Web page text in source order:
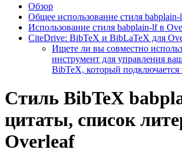
Обзор
Общее использование стиля
Использование стиля babplain-lf в
CiteDrive: BibTeX и BibLaTeX для
Ищете ли вы совместно
инструмент для управления
BibTeX, который подключается
Стиль BibTeX
цитаты, список
Overleaf